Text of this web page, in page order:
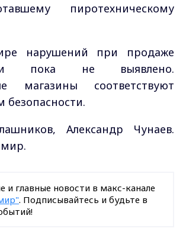
пиротехническому
нарушений при продаже
пока не выявлено.
магазины соответствуют
безопасности.
Александр Чунаев.
и главные новости в макс-канале
. Подписывайтесь и будьте в